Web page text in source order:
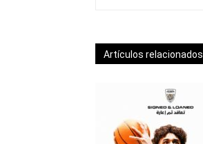
Artículos relacionados